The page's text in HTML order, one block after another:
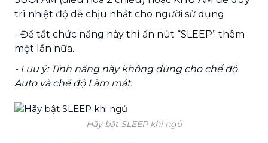
trì nhiệt độ dễ chịu nhất cho người sử dụng
- Để tắt chức năng này thì ấn nút “SLEEP” thêm
một lần nữa.
- Lưu ý: Tính năng này không dùng cho chế độ
Auto và chế độ Làm mát.
Hãy bật SLEEP khi ngủ